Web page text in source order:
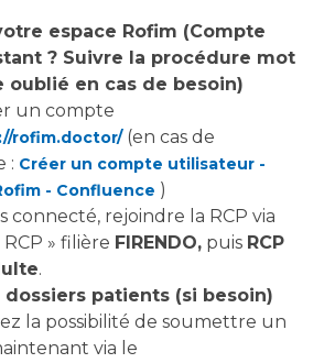
Physique et Réadaptation
et malentendants
Handicap 13
de santé
au Laboratoire de Biologie
médicale
Pathologiques
au Laboratoire d'Infectiologie
espace Rofim (Compte
? Suivre la procédure mot
oublié en cas de besoin)
un compte
rofim.doctor/(en cas de
: Créer un compte utilisateur -
- Confluence )
connecté, rejoindre la RCP via
RCP » filière FIRENDO, puis RCP
.
patients (si besoin)
la possibilité de soumettre un
via le